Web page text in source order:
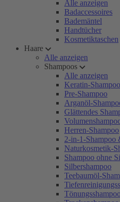
Alle anzeigen
Badaccessoires
Bademäntel
Handtücher
Kosmetiktaschen
Haare
Alle anzeigen
Shampoos
Alle anzeigen
Keratin-Shampoo
Pre-Shampoo
Arganöl-
Glättendes
Herren-Shampoo
2-in-1-Shampoo
Naturkosmetik-
Shampoo ohne
Silbershampoo
Teebaumöl-